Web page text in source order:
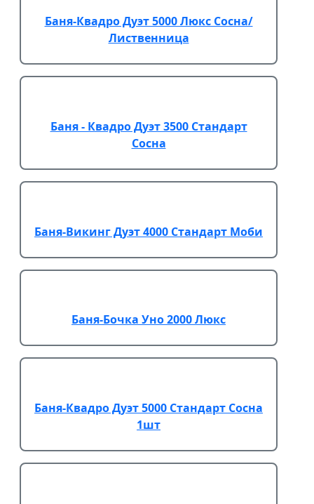
Баня-Квадро Дуэт 5000 Люкс Сосна/
Лиственница
Баня - Квадро Дуэт 3500 Стандарт
Сосна
Баня-Викинг Дуэт 4000 Стандарт Моби
Баня-Бочка Уно 2000 Люкс
Баня-Квадро Дуэт 5000 Стандарт Сосна
1шт